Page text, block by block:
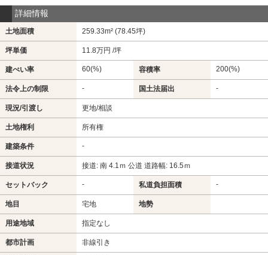
詳細情報
土地面積 259.33m² (78.45坪)
坪単価 11.8万円 /坪
建ぺい率 60(%) 容積率 200(%)
法令上の制限 - 国土法届出 -
現況/引渡し 更地/相談
土地権利 所有権
建築条件 -
接道状況 接道: 南 4.1ｍ 公道 道路幅: 16.5ｍ
セットバック - 私道負担面積 -
地目 宅地 地勢
用途地域 指定なし
都市計画 非線引き